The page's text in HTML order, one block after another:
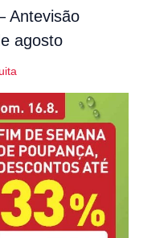
Antevisão
agosto